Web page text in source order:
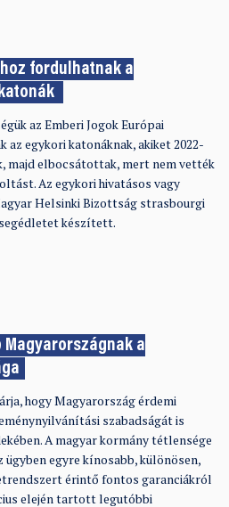
fordulhatnak a
az Emberi Jogok Európai
az egykori katonáknak, akiket 2022-
majd elbocsátottak, mert nem vették
Az egykori hivatásos vagy
Helsinki Bizottság strasbourgi
készített.
a
hogy Magyarország érdemi
szabadságát is
A magyar kormány tétlensége
egyre kínosabb, különösen,
érintő fontos garanciákról
elején tartott legutóbbi